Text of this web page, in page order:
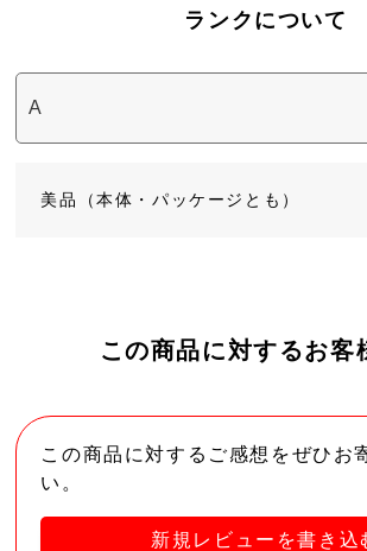
ランクについて
美品（本体・パッケージとも）
この商品に対するお客
この商品に対するご感想をぜひお
い。
新規レビューを書き込